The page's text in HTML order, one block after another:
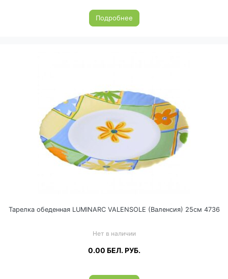
Подробнее
Тарелка обеденная LUMINARC VALENSOLE (Валенсия) 25см 4736
Нет в наличии
0.00 БЕЛ. РУБ.